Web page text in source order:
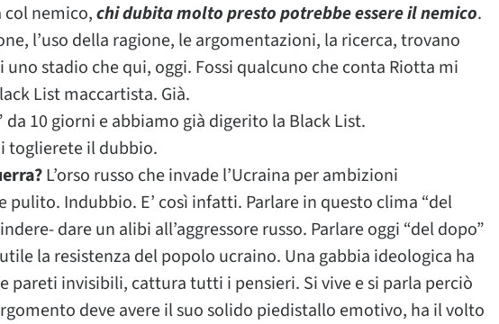
nemico,chi dubita molto presto potrebbe essere il nemico.
l’uso della ragione, le argomentazioni, la ricerca, trovano
uno stadio che qui, oggi. Fossi qualcuno che conta Riotta mi
List maccartista. Già.
da 10 giorni e abbiamo già digerito la Black List.
toglierete il dubbio.
L’orso russo che invade l’Ucraina per ambizioni
pulito. Indubbio. E’ così infatti. Parlare in questo clima “del
dare un alibi all’aggressore russo. Parlare oggi “del dopo”
la resistenza del popolo ucraino. Una gabbia ideologica ha
pareti invisibili, cattura tutti i pensieri. Si vive e si parla perciò
deve avere il suo solido piedistallo emotivo, ha il volto